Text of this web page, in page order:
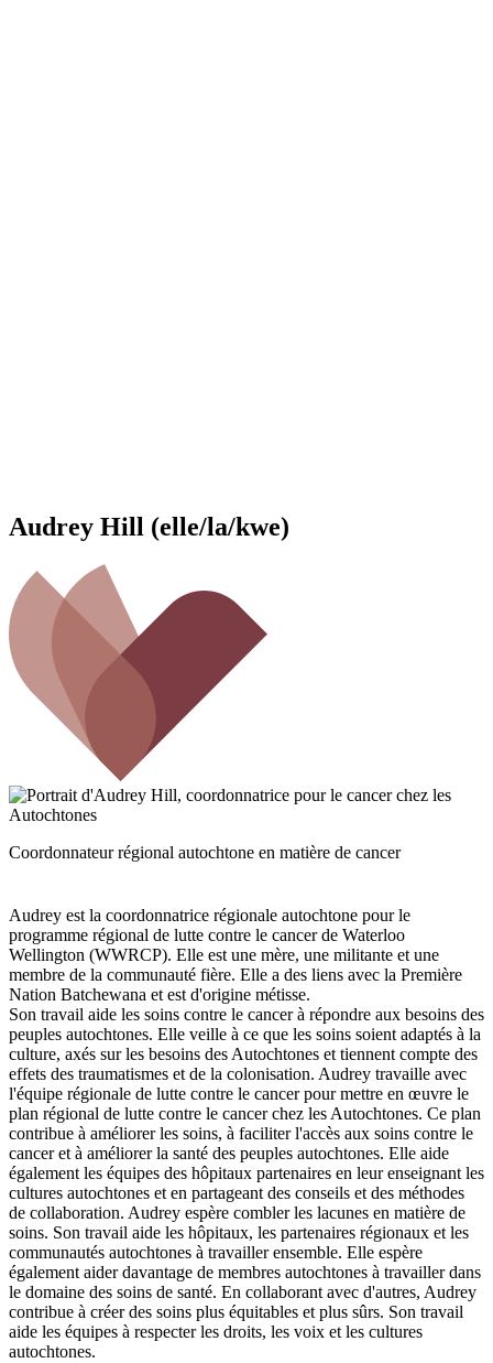
Audrey Hill (elle/la/kwe)
Coordonnateur régional autochtone en matière de cancer
Audrey est la coordonnatrice régionale autochtone pour le
programme régional de lutte contre le cancer de Waterloo
Wellington (WWRCP). Elle est une mère, une militante et une
membre de la communauté fière. Elle a des liens avec la Première
Nation Batchewana et est d'origine métisse.
Son travail aide les soins contre le cancer à répondre aux besoins des
peuples autochtones. Elle veille à ce que les soins soient adaptés à la
culture, axés sur les besoins des Autochtones et tiennent compte des
effets des traumatismes et de la colonisation. Audrey travaille avec
l'équipe régionale de lutte contre le cancer pour mettre en œuvre le
plan régional de lutte contre le cancer chez les Autochtones. Ce plan
contribue à améliorer les soins, à faciliter l'accès aux soins contre le
cancer et à améliorer la santé des peuples autochtones. Elle aide
également les équipes des hôpitaux partenaires en leur enseignant les
cultures autochtones et en partageant des conseils et des méthodes
de collaboration. Audrey espère combler les lacunes en matière de
soins. Son travail aide les hôpitaux, les partenaires régionaux et les
communautés autochtones à travailler ensemble. Elle espère
également aider davantage de membres autochtones à travailler dans
le domaine des soins de santé. En collaborant avec d'autres, Audrey
contribue à créer des soins plus équitables et plus sûrs. Son travail
aide les équipes à respecter les droits, les voix et les cultures
autochtones.